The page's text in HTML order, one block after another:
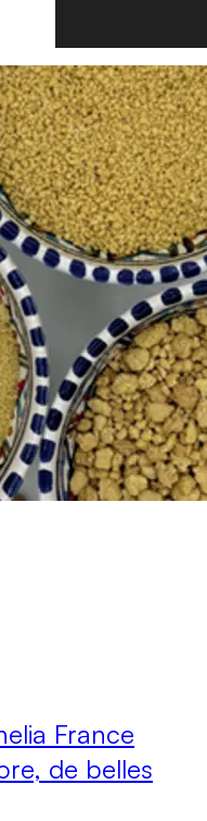
France
de belles